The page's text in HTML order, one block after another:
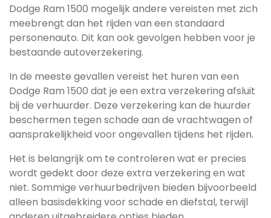
Dodge Ram 1500 mogelijk andere vereisten met zich
meebrengt dan het rijden van een standaard
personenauto. Dit kan ook gevolgen hebben voor je
bestaande autoverzekering.
In de meeste gevallen vereist het huren van een
Dodge Ram 1500 dat je een extra verzekering afsluit
bij de verhuurder. Deze verzekering kan de huurder
beschermen tegen schade aan de vrachtwagen of
aansprakelijkheid voor ongevallen tijdens het rijden.
Het is belangrijk om te controleren wat er precies
wordt gedekt door deze extra verzekering en wat
niet. Sommige verhuurbedrijven bieden bijvoorbeeld
alleen basisdekking voor schade en diefstal, terwijl